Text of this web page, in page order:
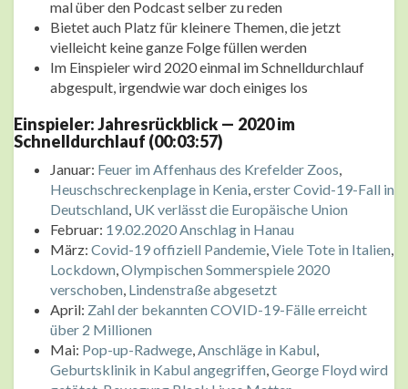
mal über den Podcast selber zu reden
Bietet auch Platz für kleinere Themen, die jetzt
vielleicht keine ganze Folge füllen werden
Im Einspieler wird 2020 einmal im Schnelldurchlauf
abgespult, irgendwie war doch einiges los
Einspieler: Jahresrückblick — 2020 im
Schnelldurchlauf (00:03:57)
Januar: Feuer im Affenhaus des Krefelder Zoos
Heuschschreckenplage in Kenia erster Covid-19-Fall in
Deutschland UK verlässt die Europäische Union
Februar: 19.02.2020 Anschlag in Hanau
März: Covid-19 offiziell Pandemie Viele Tote in Italien
Lockdown Olympischen Sommerspiele 2020
verschoben Lindenstraße abgesetzt
April: Zahl der bekannten COVID-19-Fälle erreicht
über 2 Millionen
Mai: Pop-up-Radwege Anschläge in Kabul
Geburtsklinik in Kabul angegriffen George Floyd wird